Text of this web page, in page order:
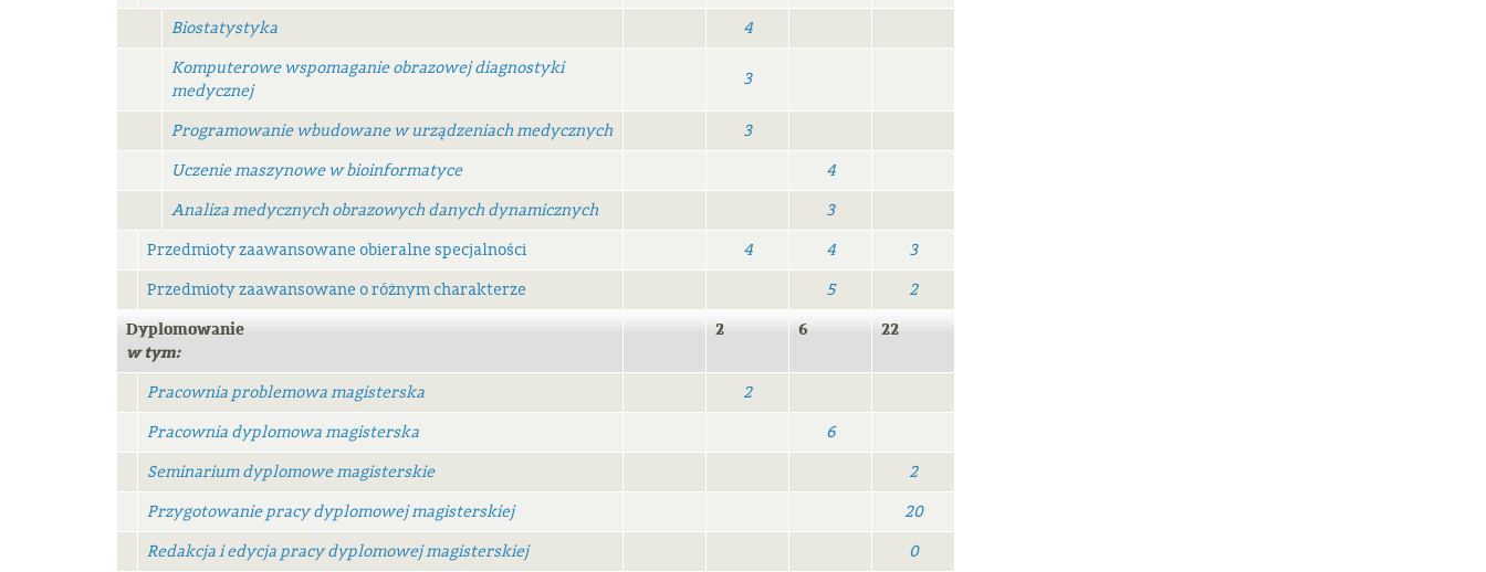
Biostatystyka
4
Komputerowe wspomaganie obrazowej diagnostyki
medycznej
3
Programowanie wbudowane w urządzeniach medycznych
3
Uczenie maszynowe w bioinformatyce
4
Analiza medycznych obrazowych danych dynamicznych
3
Przedmioty zaawansowane obieralne specjalności
4 4
3
Przedmioty zaawansowane o różnym charakterze
5 2
Dyplomowanie
w tym:
2 6 22
Pracownia problemowa magisterska
2
Pracownia dyplomowa magisterska
6
Seminarium dyplomowe magisterskie
2
Przygotowanie pracy dyplomowej magisterskiej
20
Redakcja i edycja pracy dyplomowej magisterskiej
0